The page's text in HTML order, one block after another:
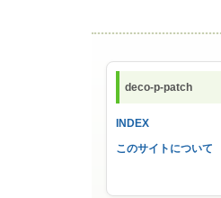
deco-p-patch
INDEX
このサイトについて